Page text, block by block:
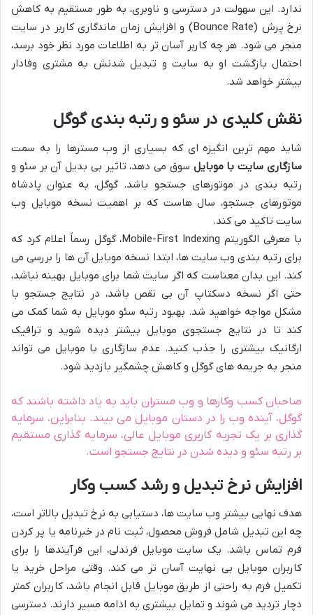
ندارد. این سهولت در دسترسی و ناوبری، به طور مستقیم به کاهش
نرخ پرش (Bounce Rate) و افزایش زمان ماندگاری کاربر در سایت
منجر می شود. هر چه کاربر آسان تر به اطلاعات مورد نظر خود برسد،
احتمال بازگشت او به سایت و تبدیل شدنش به مشتری وفادار
بیشتر خواهد شد.
نقش کلیدی در سئو و رتبه بندی گوگل
شاید مهم ترین انگیزه ای که بسیاری از وب مسترها را به سمت
سازگاری سایت با موبایل سوق می دهد، تاثیر بی بدیل آن بر سئو و
رتبه بندی در موتورهای جستجو باشد. گوگل، به عنوان پادشاه
موتورهای جستجو، سال هاست که بر اهمیت نسخه موبایل وب
سایت تاکید می کند.
با معرفی الگوریتم Mobile-First Indexing، گوگل رسماً اعلام کرد که
برای رتبه بندی وب سایت ها، ابتدا نسخه موبایل آن ها را بررسی می
کند. این بدان معناست که اگر سایت شما برای موبایل بهینه نباشد،
حتی اگر نسخه دسکتاپ آن بی نقص باشد، در نتایج جستجو با
مشکل مواجه خواهید شد. بهبود رتبه سئو موبایل به شما کمک می
کند تا در نتایج جستجوی موبایل بیشتر دیده شوید و ترافیک
ارگانیک بیشتری را جذب کنید. عدم سازگاری با موبایل می تواند
منجر به جریمه های گوگل و کاهش چشمگیر بازدید شود.
صاحبان کسب وکارها و وب مستران باید به یاد داشته باشند که
گوگل، آینده وب را در دستان موبایل می بیند. بنابراین، سرمایه
گذاری بر یک تجربه کاربری موبایل عالی، سرمایه گذاری مستقیم
بر رتبه سئو و دیده شدن در نتایج جستجو است.
افزایش نرخ تبدیل و رشد کسب وکار
هدف نهایی بیشتر وب سایت ها، دستیابی به نرخ تبدیل بالاتر است،
چه این تبدیل شامل فروش محصول، ثبت نام در خبرنامه یا پر کردن
فرم تماس باشد. یک سایت موبایل فرندلی، این فرآیندها را برای
کاربران موبایل بی نهایت آسان تر می کند. وقتی مراحل خرید یا
تکمیل فرم به راحتی از طریق موبایل قابل انجام باشد، کاربران کمتر
دچار تردید می شوند و تمایل بیشتری به ادامه مسیر دارند. دسترسی